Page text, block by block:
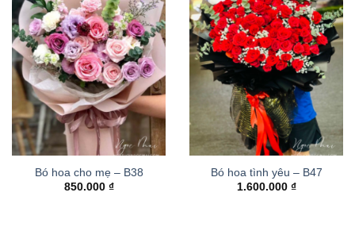
Bó hoa cho mẹ – B38
850.000 ₫
Bó hoa tình yêu – B47
1.600.000 ₫